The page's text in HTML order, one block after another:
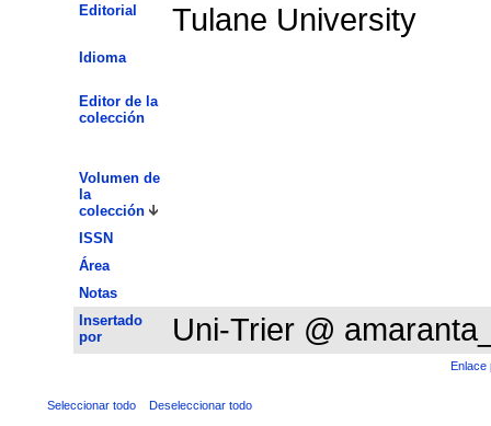
Editorial
Tulane University
Idioma
Editor de la
colección
Volumen de
la
colección
ISSN
Área
Notas
Insertado
por
Uni-Trier @
Enlace
Seleccionar todo Deseleccionar todo